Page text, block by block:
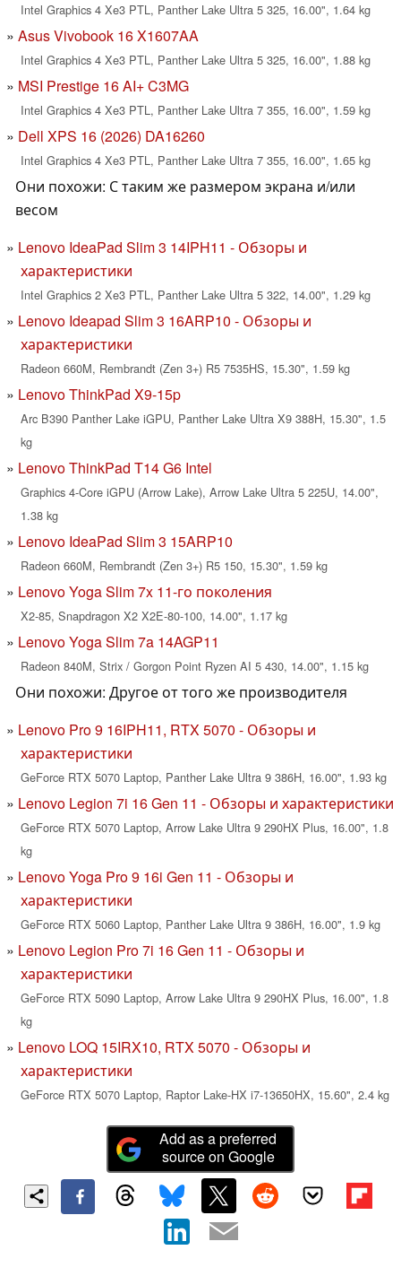
Intel Graphics 4 Xe3 PTL, Panther Lake Ultra 5 325, 16.00", 1.64 kg
Asus Vivobook 16 X1607AA
Intel Graphics 4 Xe3 PTL, Panther Lake Ultra 5 325, 16.00", 1.88 kg
MSI Prestige 16 AI+ C3MG
Intel Graphics 4 Xe3 PTL, Panther Lake Ultra 7 355, 16.00", 1.59 kg
Dell XPS 16 (2026) DA16260
Intel Graphics 4 Xe3 PTL, Panther Lake Ultra 7 355, 16.00", 1.65 kg
Они похожи: С таким же размером экрана и/или
весом
Lenovo IdeaPad Slim 3 14IPH11 - Обзоры и
характеристики
Intel Graphics 2 Xe3 PTL, Panther Lake Ultra 5 322, 14.00", 1.29 kg
Lenovo Ideapad Slim 3 16ARP10 - Обзоры и
характеристики
Radeon 660M, Rembrandt (Zen 3+) R5 7535HS, 15.30", 1.59 kg
Lenovo ThinkPad X9-15p
Arc B390 Panther Lake iGPU, Panther Lake Ultra X9 388H, 15.30", 1.5
kg
Lenovo ThinkPad T14 G6 Intel
Graphics 4-Core iGPU (Arrow Lake), Arrow Lake Ultra 5 225U, 14.00",
1.38 kg
Lenovo IdeaPad Slim 3 15ARP10
Radeon 660M, Rembrandt (Zen 3+) R5 150, 15.30", 1.59 kg
Lenovo Yoga Slim 7x 11-го поколения
X2-85, Snapdragon X2 X2E-80-100, 14.00", 1.17 kg
Lenovo Yoga Slim 7a 14AGP11
Radeon 840M, Strix / Gorgon Point Ryzen AI 5 430, 14.00", 1.15 kg
Они похожи: Другое от того же производителя
Lenovo Pro 9 16IPH11, RTX 5070 - Обзоры и
характеристики
GeForce RTX 5070 Laptop, Panther Lake Ultra 9 386H, 16.00", 1.93 kg
Lenovo Legion 7i 16 Gen 11 - Обзоры и характеристики
GeForce RTX 5070 Laptop, Arrow Lake Ultra 9 290HX Plus, 16.00", 1.8
kg
Lenovo Yoga Pro 9 16i Gen 11 - Обзоры и
характеристики
GeForce RTX 5060 Laptop, Panther Lake Ultra 9 386H, 16.00", 1.9 kg
Lenovo Legion Pro 7i 16 Gen 11 - Обзоры и
характеристики
GeForce RTX 5090 Laptop, Arrow Lake Ultra 9 290HX Plus, 16.00", 1.8
kg
Lenovo LOQ 15IRX10, RTX 5070 - Обзоры и
характеристики
GeForce RTX 5070 Laptop, Raptor Lake-HX i7-13650HX, 15.60", 2.4 kg
Add as a preferred
source on Google